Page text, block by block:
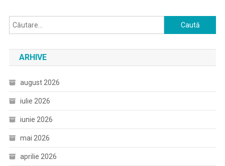
Caută
după:
ARHIVE
august 2026
iulie 2026
iunie 2026
mai 2026
aprilie 2026